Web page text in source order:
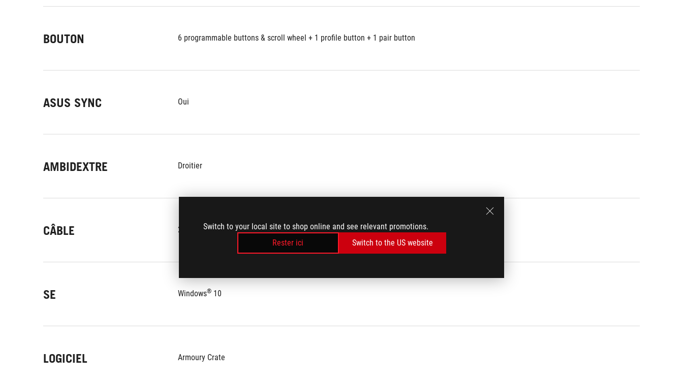
Switch to your local site to shop online and see relevant promotions.
Rester ici
Switch to the US website
BOUTON 6 programmable buttons & scroll wheel + 1 profile button + 1 pair button
ASUS SYNC Oui
AMBIDEXTRE Droitier
CÂBLE 2 meter ROG Paracord
SE Windows® 10
LOGICIEL Armoury Crate